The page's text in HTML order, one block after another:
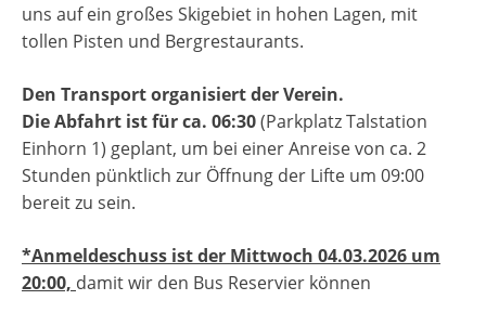
uns auf ein großes Skigebiet in hohen Lagen, mit
tollen Pisten und Bergrestaurants.
Den Transport organisiert der Verein.
Die Abfahrt ist für ca. 06:30(Parkplatz Talstation
Einhorn 1) geplant, um bei einer Anreise von ca. 2
Stunden pünktlich zur Öffnung der Lifte um 09:00
bereit zu sein.
*Anmeldeschuss ist der Mittwoch 04.03.2026 um
20:00, damit wir den Bus Reservier können